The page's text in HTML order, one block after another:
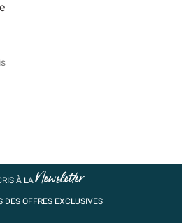
À LANewsletter
DES OFFRES EXCLUSIVES